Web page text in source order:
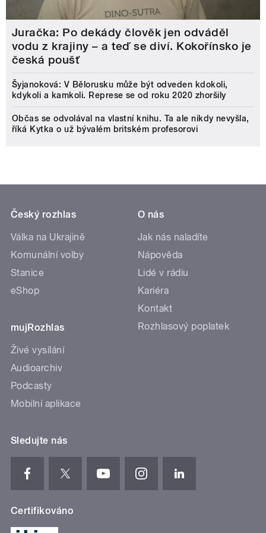
Juračka: Po dekády člověk jen odváděl
vodu z krajiny – a teď se diví. Kokořínsko je
česká poušť
Šyjanoková: V Bělorusku může být odveden kdokoli,
kdykoli a kamkoli. Represe se od roku 2020 zhoršily
Občas se odvolával na vlastní knihu. Ta ale nikdy nevyšla,
říká Kytka o už bývalém britském profesorovi
Český rozhlas
Válka na Ukrajině
Komunální volby
Stanice
eShop
mujRozhlas
Živé vysílání
Audioarchiv
Podcasty
Mobilní aplikace
O nás
Jak nás naladíte
Nápověda
Lidé v rádiu
Kariéra
Kontakt
Rozhlasový poplatek
Sledujte nás
Certifikováno